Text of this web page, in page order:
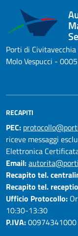
Porti di
Molo Vespucci -
RECAPITI
PEC:
riceve messaggi
Elettronica
Email:
Recapito tel.
Recapito tel.
Ufficio Protocollo:
10:30-13:30
P.IVA:00974341000